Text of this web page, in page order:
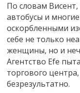
По словам
автобусы и
оскорбленными
себе не только
женщины, но и
Агентство Еfe
торгового
безрезультатно.